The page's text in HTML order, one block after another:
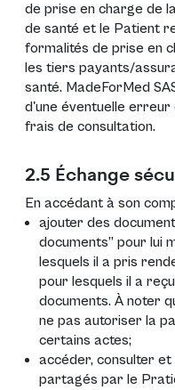
de prise en charge de
de santé et le Patient
formalités de prise en
les tiers payants/
santé. MadeForMed
d'une éventuelle erreur
frais de consultation.
2.5 Échange
En accédant à son
ajouter des
documents” pour lui
lesquels il a pris
pour lesquels il a
documents. À noter
ne pas autoriser la
certains actes;
accéder, consulter
partagés par le